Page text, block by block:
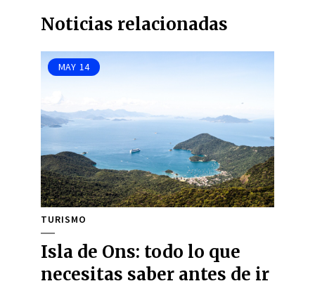
Noticias relacionadas
MAY 14
TURISMO
Isla de Ons: todo lo que
necesitas saber antes de ir